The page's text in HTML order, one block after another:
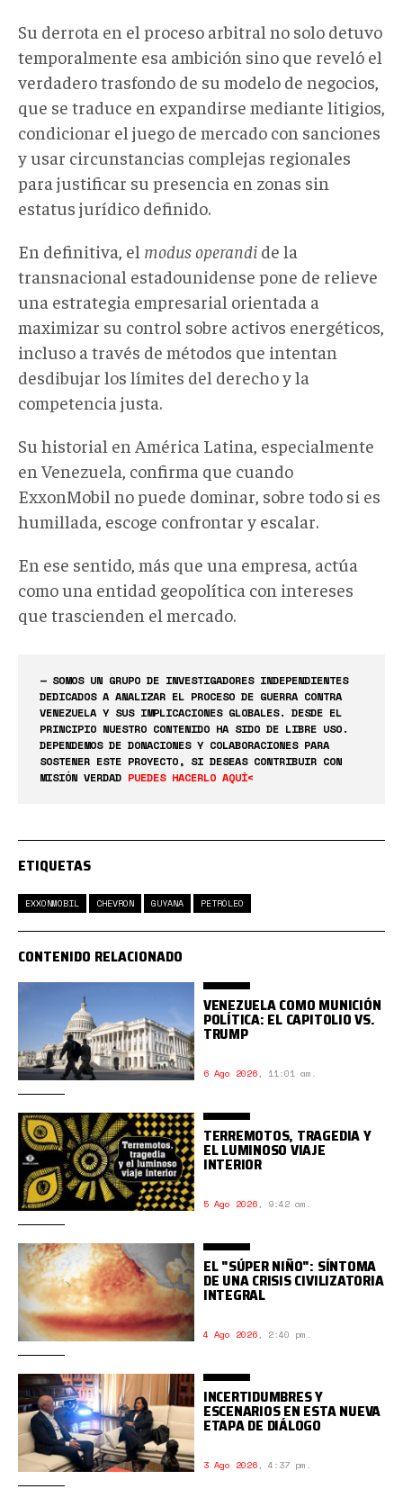
Su derrota en el proceso arbitral no solo detuvo
temporalmente esa ambición sino que reveló el
verdadero trasfondo de su modelo de negocios
que se traduce en expandirse mediante litigios,
condicionar el juego de mercado con sanciones
y usar circunstancias complejas regionales
para justificar su presencia en zonas sin
estatus jurídico definido.
En definitiva, el modus operandi de la
transnacional estadounidense pone de relieve
una estrategia empresarial orientada a
maximizar su control sobre activos energéticos,
incluso a través de métodos que intentan
desdibujar los límites del derecho y la
competencia justa.
Su historial en América Latina, especialmente
en Venezuela, confirma que cuando
ExxonMobil no puede dominar, sobre todo si es
humillada, escoge confrontar y escalar.
En ese sentido, más que una empresa, actúa
como una entidad geopolítica con intereses
que trascienden el mercado.
— SOMOS UN GRUPO DE INVESTIGADORES INDEPENDIENTES
DEDICADOS A ANALIZAR EL PROCESO DE GUERRA CONTRA
VENEZUELA Y SUS IMPLICACIONES GLOBALES. DESDE EL
PRINCIPIO NUESTRO CONTENIDO HA SIDO DE LIBRE USO.
DEPENDEMOS DE DONACIONES Y COLABORACIONES PARA
SOSTENER ESTE PROYECTO, SI DESEAS CONTRIBUIR CON
MISIÓN VERDAD PUEDES HACERLO AQUÍ<
ETIQUETAS
EXXONMOBIL CHEVRON GUYANA PETRÓLEO
CONTENIDO RELACIONADO
VENEZUELA COMO MUNICIÓN
POLÍTICA: EL CAPITOLIO VS.
TRUMP
6 Ago 2026, 11:01 am.
TERREMOTOS, TRAGEDIA Y
EL LUMINOSO VIAJE
INTERIOR
5 Ago 2026, 9:42 am.
EL "SÚPER NIÑO": SÍNTOMA
DE UNA CRISIS CIVILIZATORIA
INTEGRAL
4 Ago 2026, 2:40 pm.
INCERTIDUMBRES Y
ESCENARIOS EN ESTA NUEVA
ETAPA DE DIÁLOGO
3 Ago 2026, 4:37 pm.